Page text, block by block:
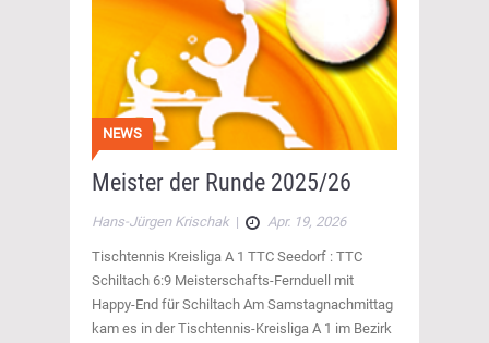
NEWS
Meister der Runde 2025/26
Hans-Jürgen Krischak| Apr. 19, 2026
Tischtennis Kreisliga A 1 TTC Seedorf : TTC
Schiltach 6:9 Meisterschafts-Fernduell mit
Happy-End für Schiltach Am Samstagnachmittag
kam es in der Tischtennis-Kreisliga A 1 im Bezirk